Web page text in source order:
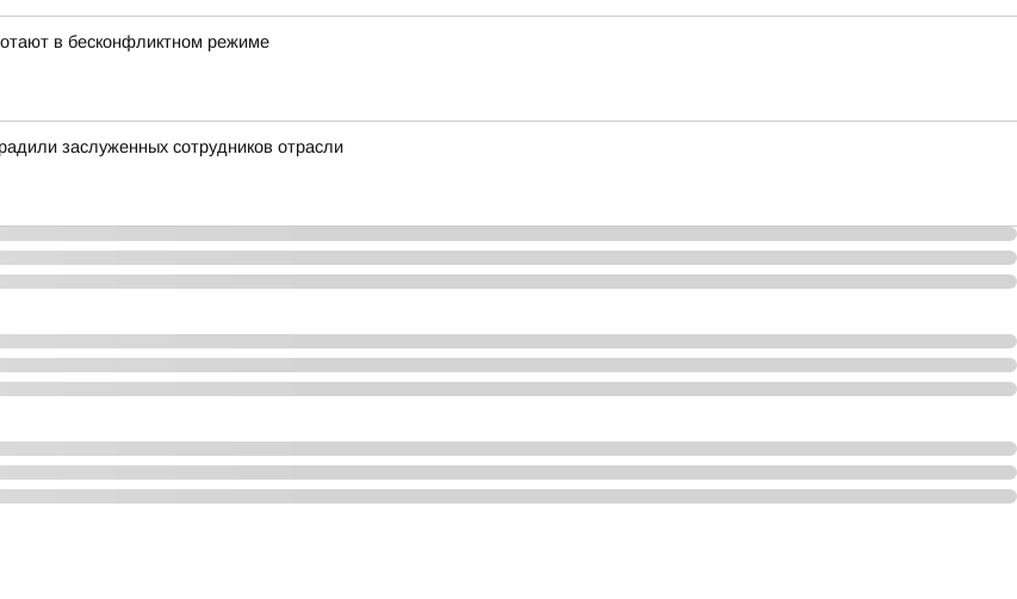
в бесконфликтном режиме
заслуженных сотрудников отрасли